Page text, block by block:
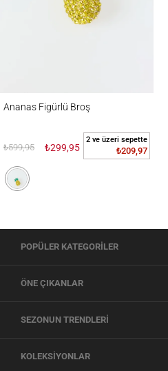
Ananas Figürlü Broş
₺599,95 ₺299,95
2 ve üzeri sepette
₺209,97
POPÜLER KATEGORİLER
ÖNE ÇIKANLAR
SEZONUN TRENDLERİ
KOLEKSİYONLAR